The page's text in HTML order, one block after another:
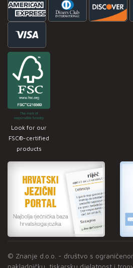
Look for our
FSC®-certified
products
© Znanje d.o.o. - društvo s
nakladničku, tiskarsku djelatnost i